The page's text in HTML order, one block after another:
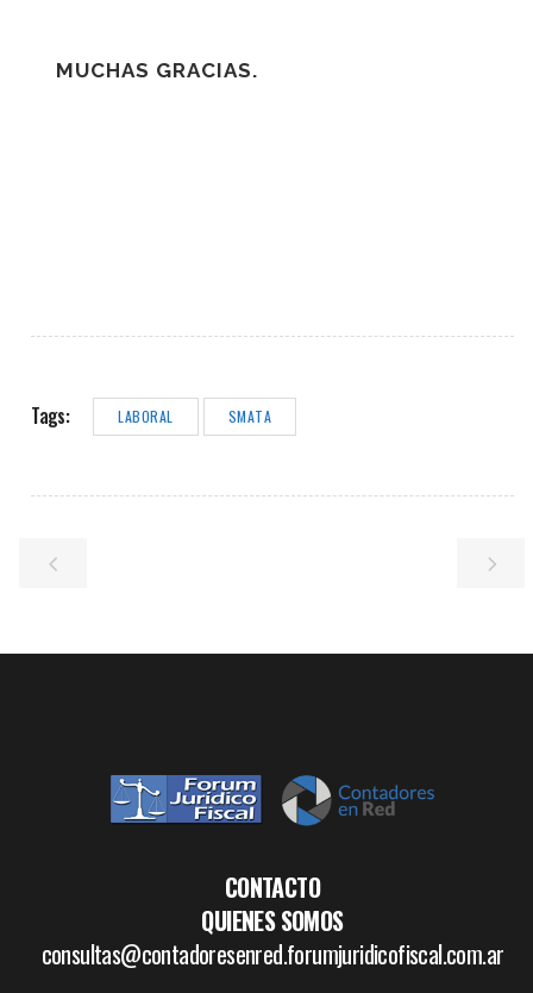
MUCHAS GRACIAS.
Tags: LABORAL SMATA
CONTACTO
QUIENES SOMOS
consultas@contadoresenred.forumjuridicofiscal.com.ar